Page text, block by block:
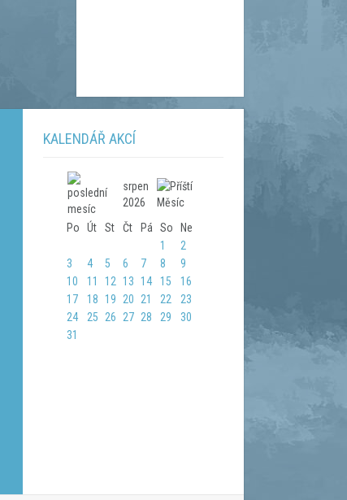
KALENDÁŘ AKCÍ
srpen
2026
Po
Út St Čt Pá So
Ne
1
2
3
4 5 6 7 8
9
10
11 12 13 14 15
16
17
18 19 20 21 22
23
24
25 26 27 28 29
30
31